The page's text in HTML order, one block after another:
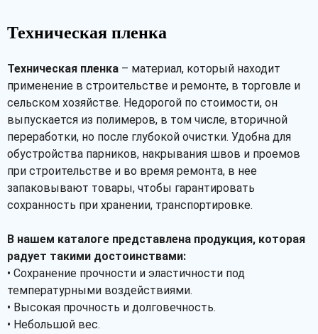
Техническая пленка
Техническая пленка – материал, который находит
применение в строительстве и ремонте, в торговле и
сельском хозяйстве. Недорогой по стоимости, он
выпускается из полимеров, в том числе, вторичной
переработки, но после глубокой очистки. Удобна для
обустройства парников, накрывания швов и проемов
при строительстве и во время ремонта, в нее
запаковывают товары, чтобы гарантировать
сохранность при хранении, транспортировке.
В нашем каталоге представлена продукция, которая
радует такими достоинствами:
• Сохранение прочности и эластичности под
температурными воздействиями.
• Высокая прочность и долговечность.
• Небольшой вес.